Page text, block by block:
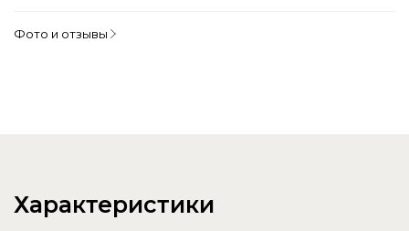
Фото и отзывы
Характеристики